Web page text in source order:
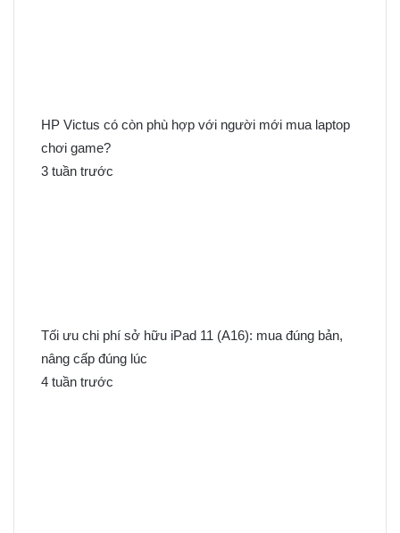
HP Victus có còn phù hợp với người mới mua laptop
chơi game?
3 tuần trước
Tối ưu chi phí sở hữu iPad 11 (A16): mua đúng bản,
nâng cấp đúng lúc
4 tuần trước